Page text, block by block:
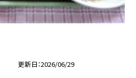
更新日 2026/06/29